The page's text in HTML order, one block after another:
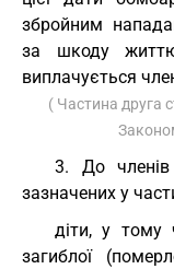
збройним
за шкоду
виплачується
( Частина друга
3. До членів
зазначених у
діти, у тому
загиблої